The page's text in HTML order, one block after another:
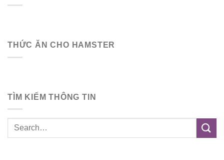
THỨC ĂN CHO HAMSTER
TÌM KIẾM THÔNG TIN